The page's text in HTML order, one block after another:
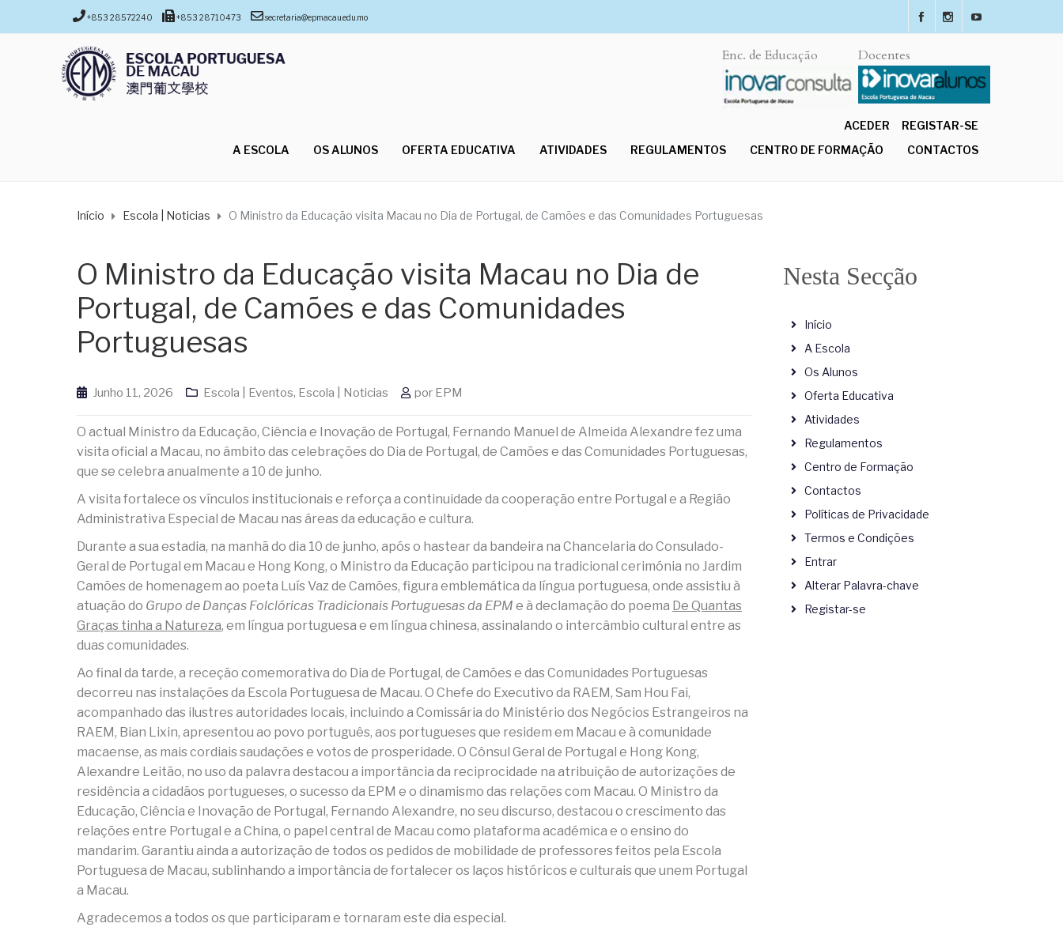
+853 28572240 +853 28710473 secretaria@epmacau.edu.mo
Docentes
Enc. de Educação
ACEDER
REGISTAR-SE
A ESCOLA
OS ALUNOS OFERTA EDUCATIVA ATIVIDADES REGULAMENTOS CENTRO DE FORMAÇÃO CONTACTOS
Início Escola | Noticias O Ministro da Educação visita Macau no Dia de Portugal, de Camões e das Comunidades Portuguesas
O Ministro da Educação visita Macau no Dia de
Portugal, de Camões e das Comunidades
Portuguesas
Junho 11, 2026 Escola | Eventos, Escola | Noticias por EPM
O actual Ministro da Educação, Ciência e Inovação de Portugal, Fernando Manuel de Almeida Alexandre fez uma
visita oficial a Macau, no âmbito das celebrações do Dia de Portugal, de Camões e das Comunidades Portuguesas,
que se celebra anualmente a 10 de junho.
A visita fortalece os vínculos institucionais e reforça a continuidade da cooperação entre Portugal e a Região
Administrativa Especial de Macau nas áreas da educação e cultura.
Durante a sua estadia, na manhã do dia 10 de junho, após o hastear da bandeira na Chancelaria do Consulado-
Geral de Portugal em Macau e Hong Kong, o Ministro da Educação participou na tradicional cerimónia no Jardim
Camões de homenagem ao poeta Luís Vaz de Camões, figura emblemática da língua portuguesa, onde assistiu à
atuação do Grupo de Danças Folclóricas Tradicionais Portuguesas da EPM e à declamação do poema De Quantas
Graças tinha a Natureza, em língua portuguesa e em língua chinesa, assinalando o intercâmbio cultural entre as
duas comunidades.
Ao final da tarde, a receção comemorativa do Dia de Portugal, de Camões e das Comunidades Portuguesas
decorreu nas instalações da Escola Portuguesa de Macau. O Chefe do Executivo da RAEM, Sam Hou Fai,
acompanhado das ilustres autoridades locais, incluindo a Comissária do Ministério dos Negócios Estrangeiros na
RAEM, Bian Lixin, apresentou ao povo português, aos portugueses que residem em Macau e à comunidade
macaense, as mais cordiais saudações e votos de prosperidade. O Cônsul Geral de Portugal e Hong Kong,
Alexandre Leitão, no uso da palavra destacou a importância da reciprocidade na atribuição de autorizações de
residência a cidadãos portugueses, o sucesso da EPM e o dinamismo das relações com Macau. O Ministro da
Educação, Ciência e Inovação de Portugal, Fernando Alexandre, no seu discurso, destacou o crescimento das
relações entre Portugal e a China, o papel central de Macau como plataforma académica e o ensino do
mandarim. Garantiu ainda a autorização de todos os pedidos de mobilidade de professores feitos pela Escola
Portuguesa de Macau, sublinhando a importância de fortalecer os laços históricos e culturais que unem Portugal
a Macau.
Agradecemos a todos os que participaram e tornaram este dia especial.
Nesta Secção
Início
A Escola
Os Alunos
Oferta Educativa
Atividades
Regulamentos
Centro de Formação
Contactos
Políticas de Privacidade
Termos e Condições
Entrar
Alterar Palavra-chave
Registar-se